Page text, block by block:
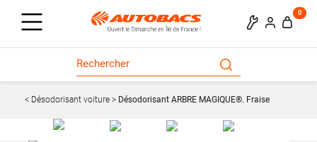
0
Désodorisant voiture Désodorisant ARBRE MAGIQUE®. Fraise